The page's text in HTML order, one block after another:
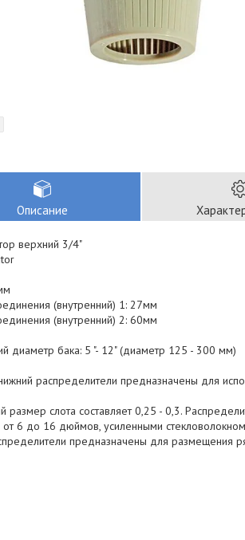
Описание
верхний 3/4"
(внутренний) 1: 27мм
(внутренний) 2: 60мм
диаметр бака: 5 "- 12" (диаметр 125 - 300 мм)
распределители предназначены для
размер слота составляет 0,25 - 0,3.
6 до 16 дюймов, усиленными
предназначены для размещения